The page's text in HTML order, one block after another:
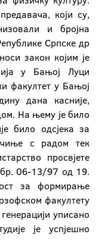
и спорта
који су,
и бројна
Српске др
закон којим је
у Бањој Луци
факултет у Бањој
дана касније,
На њему је било
било одсјека за
с радом тек
просвјете
бр. 06-13/97 од 19.
за формирање
факултету
уписано
је успјешно